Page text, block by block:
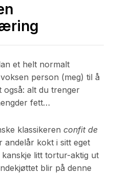
et helt normalt
person (meg) til å
også: alt du trenger
fett…
klassikeren confit de
kokt i sitt eget
litt tortur-aktig ut
blir på denne